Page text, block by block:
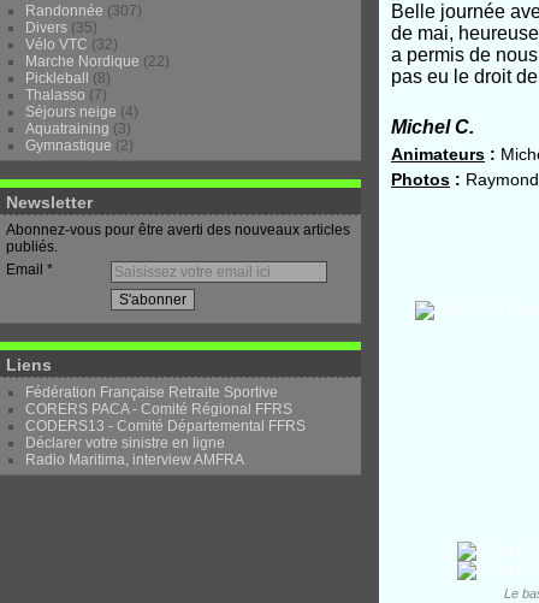
Randonnée (307)
Divers (35)
Vélo VTC (32)
Marche Nordique (22)
Pickleball
(8)
Thalasso (7)
Séjours neige (4)
Aquatraining (3)
Gymnastique (2)
Newsletter
Abonnez-vous pour être averti des nouveaux articles
publiés.
Email
Liens
Fédération Française Retraite Sportive
CORERS PACA - Comité Régional FFRS
CODERS13 - Comité Départemental FFRS
Déclarer votre sinistre en ligne
Radio Maritima, interview AMFRA
Belle journée
de mai,
a permis de
pas eu le droit
Michel C.
Animateurs :
Photos :
Le